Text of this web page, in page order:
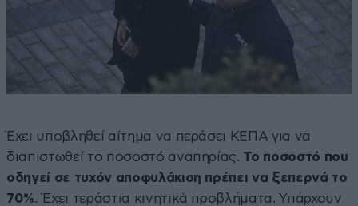
Έχει υποβληθεί αίτημα να περάσει ΚΕΠΑ για να
διαπιστωθεί το ποσοστό αναπηρίας. Το ποσοστό που
οδηγεί σε τυχόν αποφυλάκιση πρέπει να ξεπερνά το
70%. Έχει τεράστια κινητικά προβλήματα. Υπάρχουν